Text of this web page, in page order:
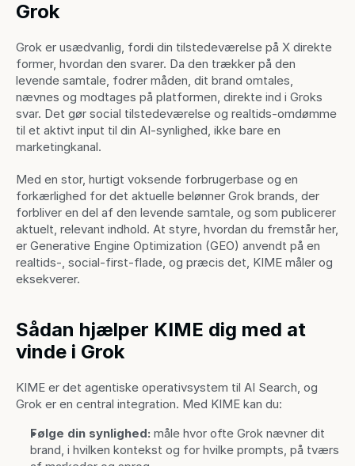
Grok
Grok er usædvanlig, fordi din tilstedeværelse på X direkte
former, hvordan den svarer. Da den trækker på den
levende samtale, fodrer måden, dit brand omtales,
nævnes og modtages på platformen, direkte ind i Groks
svar. Det gør social tilstedeværelse og realtids-omdømme
til et aktivt input til din AI-synlighed, ikke bare en
marketingkanal.
Med en stor, hurtigt voksende forbrugerbase og en
forkærlighed for det aktuelle belønner Grok brands, der
forbliver en del af den levende samtale, og som publicerer
aktuelt, relevant indhold. At styre, hvordan du fremstår her,
er Generative Engine Optimization (GEO) anvendt på en
realtids-, social-first-flade, og præcis det, KIME måler og
eksekverer.
Sådan hjælper KIME dig med at
vinde i Grok
KIME er det agentiske operativsystem til AI Search, og
Grok er en central integration. Med KIME kan du:
Følge din synlighed: måle hvor ofte Grok nævner dit
brand, i hvilken kontekst og for hvilke prompts, på tværs